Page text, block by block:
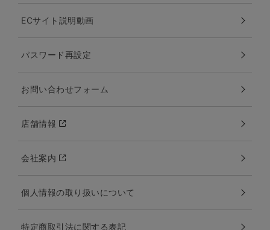
ECサイト説明動画
パスワード再設定
お問い合わせフォーム
店舗情報
会社案内
個人情報の取り扱いについて
特定商取引法に関する表記